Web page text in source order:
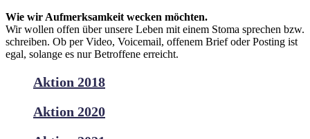
Wie wir Aufmerksamkeit wecken möchten.
Wir wollen offen über unsere Leben mit einem Stoma sprechen bzw.
schreiben. Ob per Video, Voicemail, offenem Brief oder Posting ist
egal, solange es nur Betroffene erreicht.
Aktion 2018
Aktion 2020